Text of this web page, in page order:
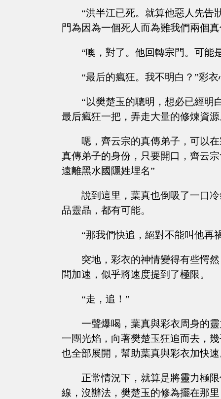
“洪半江已死。就算他惡人先告
門為因為一個死人而為難我們兩個
“噢，對了。他回轉宗門。可能
“最后的瘋狂。我不明白？”彩
“以樊楚玉的聰明，想必已經明
最后瘋狂一把，弄走大量的修煉資
嗯，齊云宗的真傳弟子，可以
真傳弟子的身份，只要開口，齊云
遠離黑水國隱姓埋名”
說到這里，葉真也倒吸了一口
品靈晶，都有可能。
“那我們快追，絕對不能叫他再
突地，彩衣的神情變得有些愕
間加速，似乎將速度提到了極限。
“走，追！”
一聲爆喝，葉真與彩衣周身的
一團光焰，向著樊楚玉狂追而去，
也全部展開，幫助葉真與彩衣加快
正常情況下，就算是將靈力極
線，沒辦法，樊楚玉的修為擺在那